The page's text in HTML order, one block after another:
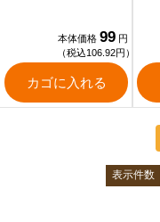
本体価格 99 円
（税込106.92円）
カゴに入れる
表示件数